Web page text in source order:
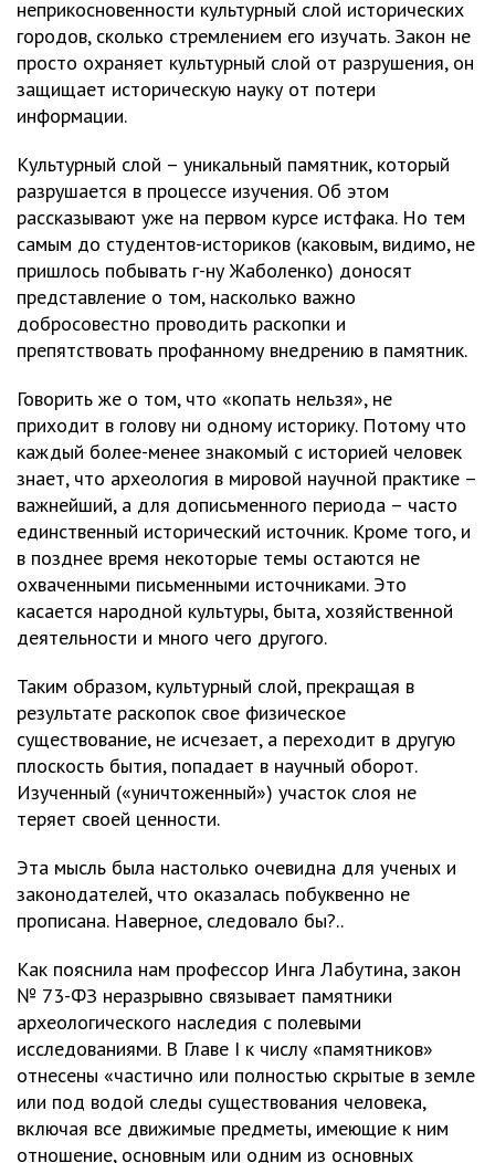
неприкосновенности культурный слой исторических
городов, сколько стремлением его изучать. Закон не
просто охраняет культурный слой от разрушения, он
защищает историческую науку от потери
информации.
Культурный слой – уникальный памятник, который
разрушается в процессе изучения. Об этом
рассказывают уже на первом курсе истфака. Но тем
самым до студентов-историков (каковым, видимо, не
пришлось побывать г-ну Жаболенко) доносят
представление о том, насколько важно
добросовестно проводить раскопки и
препятствовать профанному внедрению в памятник.
Говорить же о том, что «копать нельзя», не
приходит в голову ни одному историку. Потому что
каждый более-менее знакомый с историей человек
знает, что археология в мировой научной практике –
важнейший, а для дописьменного периода – часто
единственный исторический источник. Кроме того, и
в позднее время некоторые темы остаются не
охваченными письменными источниками. Это
касается народной культуры, быта, хозяйственной
деятельности и много чего другого.
Таким образом, культурный слой, прекращая в
результате раскопок свое физическое
существование, не исчезает, а переходит в другую
плоскость бытия, попадает в научный оборот.
Изученный («уничтоженный») участок слоя не
теряет своей ценности.
Эта мысль была настолько очевидна для ученых и
законодателей, что оказалась побуквенно не
прописана. Наверное, следовало бы?..
Как пояснила нам профессор Инга Лабутина, закон
№ 73-ФЗ неразрывно связывает памятники
археологического наследия с полевыми
исследованиями. В Главе I к числу «памятников»
отнесены «частично или полностью скрытые в земле
или под водой следы существования человека,
включая все движимые предметы, имеющие к ним
отношение, основным или одним из основных